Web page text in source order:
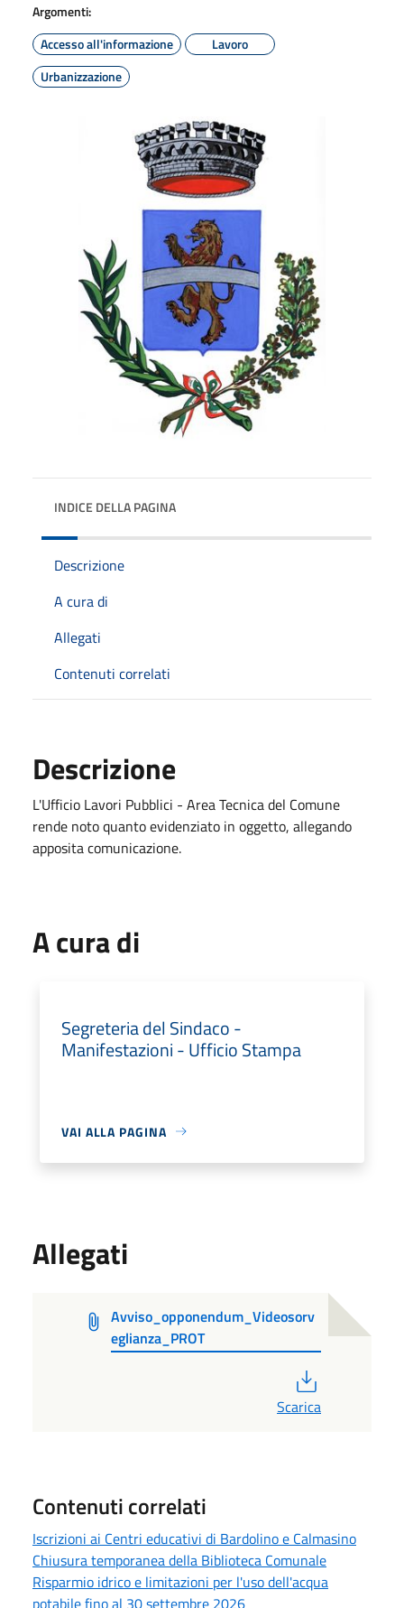
Argomenti:
Accesso all'informazione
Lavoro
Urbanizzazione
INDICE DELLA PAGINA
Descrizione
A cura di
Allegati
Contenuti correlati
Descrizione
L'Ufficio Lavori Pubblici - Area Tecnica del Comune
rende noto quanto evidenziato in oggetto, allegando
apposita comunicazione.
A cura di
Segreteria del Sindaco -
Manifestazioni - Ufficio Stampa
VAI ALLA PAGINA
Allegati
Avviso_opponendum_Videosorv
eglianza_PROT
Scarica
Contenuti correlati
Iscrizioni ai Centri educativi di Bardolino e Calmasino
Chiusura temporanea della Biblioteca Comunale
Risparmio idrico e limitazioni per l'uso dell'acqua
potabile fino al 30 settembre 2026